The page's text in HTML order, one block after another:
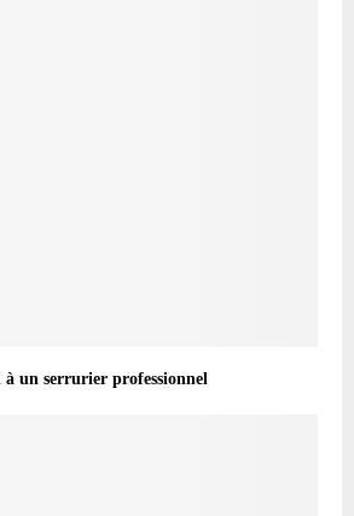
un serrurier professionnel